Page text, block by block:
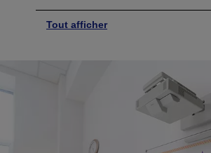
Tout afficher